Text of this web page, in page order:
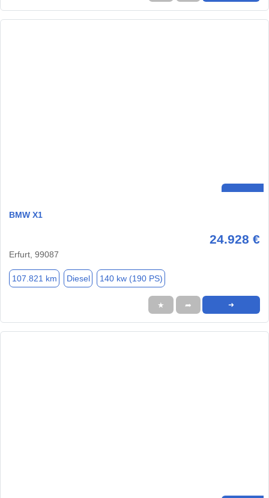
BMW X1
24.928 €
Erfurt, 99087
107.821 km Diesel 140 kw (190 PS)
★ ➦ ➜